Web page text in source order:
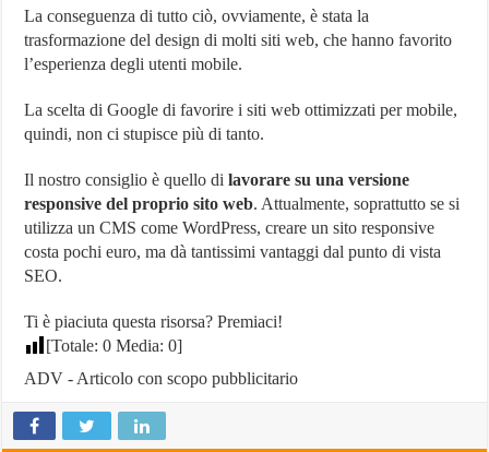
La conseguenza di tutto ciò, ovviamente, è stata la
trasformazione del design di molti siti web, che hanno favorito
l’esperienza degli utenti mobile.
La scelta di Google di favorire i siti web ottimizzati per mobile,
quindi, non ci stupisce più di tanto.
Il nostro consiglio è quello dilavorare su una versione
responsive del proprio sito web. Attualmente, soprattutto se si
utilizza un CMS come WordPress, creare un sito responsive
costa pochi euro, ma dà tantissimi vantaggi dal punto di vista
SEO.
Ti è piaciuta questa risorsa? Premiaci!
[Totale:0 Media:0]
ADV - Articolo con scopo pubblicitario